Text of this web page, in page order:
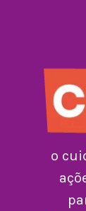
o